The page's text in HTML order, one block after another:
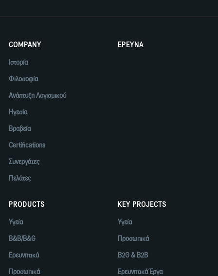
COMPANY
Ιστορία
Φιλοσοφία
Ανάπτυξη Λογισμικού
Ηγεσία
Βραβεία
Certifications
Συνεργάτες
Πελάτες
ΕΡΕΥΝΑ
PRODUCTS
Υγεία
B&B/B&G
Ερευνητικά
Προσωπικά
KEY PROJECTS
Υγεία
Προσωπικά
B2G & B2B
Ερευνητικά Έργα